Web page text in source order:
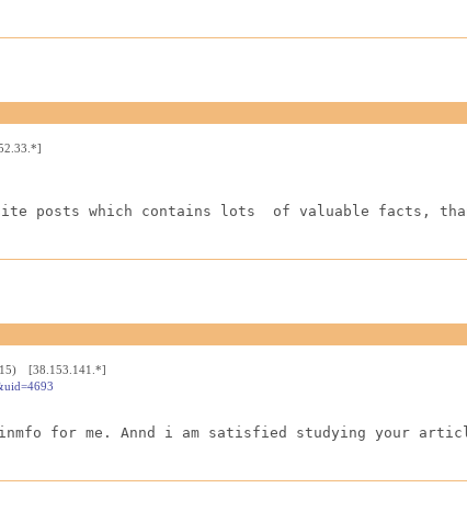
posts which contains lots  of valuable facts,
[38.153.141.*]
for me. Annd i am satisfied studying your